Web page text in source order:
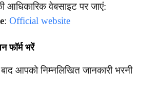
वेबसाइट पर जाएं:
: Official website
फॉर्म भरें
आपको निम्नलिखित जानकारी भरनी